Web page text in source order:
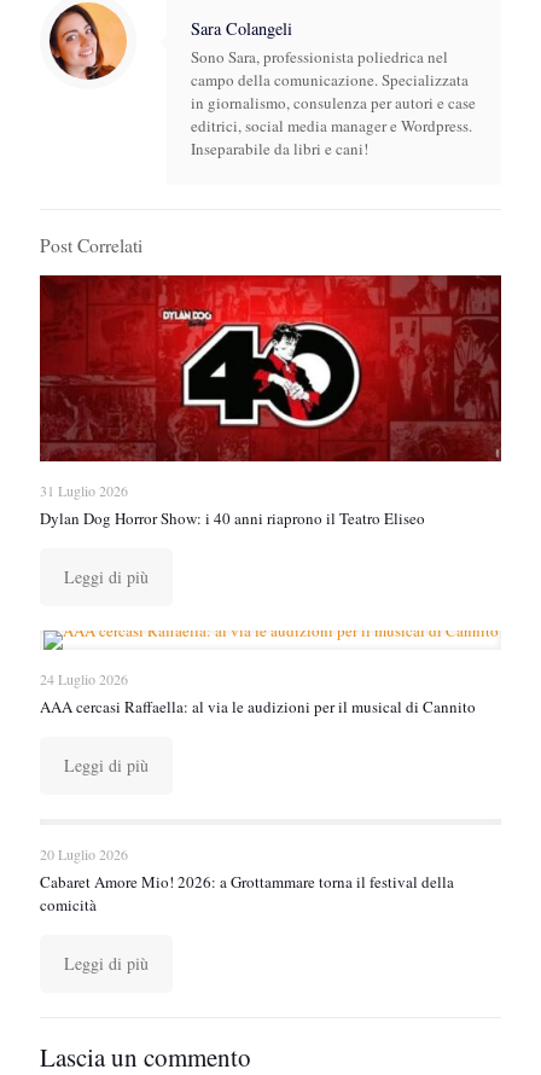
Sara Colangeli
Sono Sara, professionista poliedrica nel
campo della comunicazione. Specializzata
in giornalismo, consulenza per autori e case
editrici, social media manager e Wordpress.
Inseparabile da libri e cani!
Post Correlati
31 Luglio 2026
Dylan Dog Horror Show: i 40 anni riaprono il Teatro Eliseo
Leggi di più
24 Luglio 2026
AAA cercasi Raffaella: al via le audizioni per il musical di Cannito
Leggi di più
20 Luglio 2026
Cabaret Amore Mio! 2026: a Grottammare torna il festival della
comicità
Leggi di più
Lascia un commento